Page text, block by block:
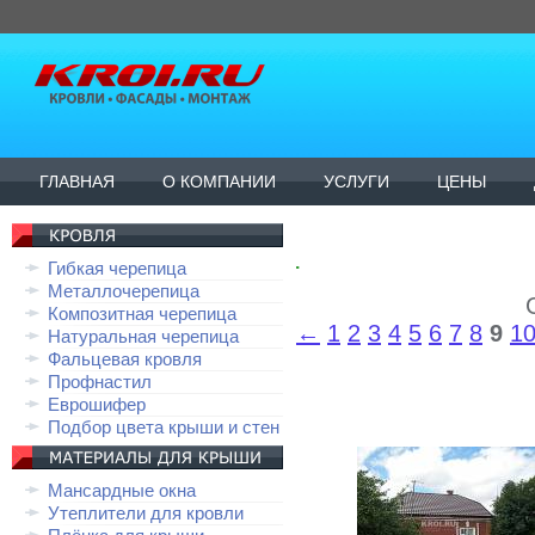
ГЛАВНАЯ О КОМПАНИИ УСЛУГИ ЦЕНЫ
Гибкая черепица
Металлочерепица
Композитная черепица
Натуральная черепица
Фальцевая кровля
Профнастил
Еврошифер
Подбор цвета крыши и стен
Мансардные окна
Утеплители для кровли
.
← 1 2 3 4 5 6 7 8 9 10